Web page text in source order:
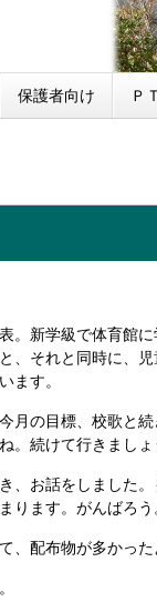
保護者向け Ｐ
。新学級で体育館
、それと同時に、
ます。
の目標、校歌と
。続けて行きましょ
お話をしました
ります。がんばろ
配布物が多かっ